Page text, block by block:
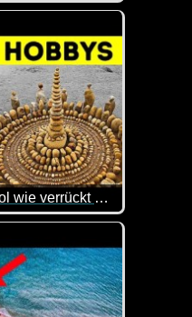
mal wieder
16 Hobbys, die so cool wie verrückt sind
von Extrem-Bügeln